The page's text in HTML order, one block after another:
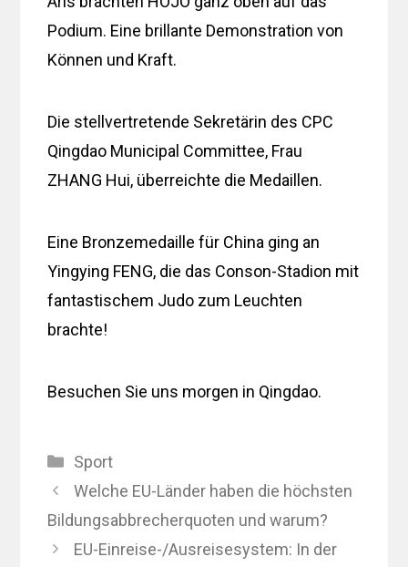
Podium. Eine brillante Demonstration von
Können und Kraft.
Die stellvertretende Sekretärin des CPC
Qingdao Municipal Committee, Frau
ZHANG Hui, überreichte die Medaillen.
Eine Bronzemedaille für China ging an
Yingying FENG, die das Conson-Stadion mit
fantastischem Judo zum Leuchten
brachte!
Besuchen Sie uns morgen in Qingdao.
Kategorien
Sport
Welche EU-Länder haben die höchsten
Bildungsabbrecherquoten und warum?
EU-Einreise-/Ausreisesystem: In der